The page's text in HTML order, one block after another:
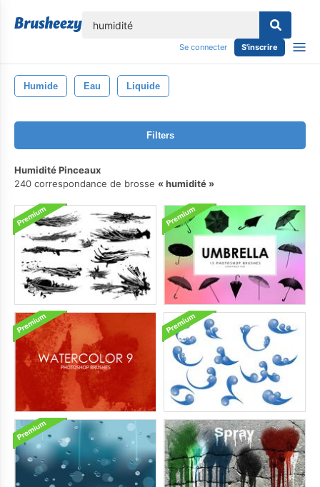
Se connecter S'inscrire
Humide Eau Liquide
Filters
Humidité Pinceaux
240 correspondance de brosse
humidité